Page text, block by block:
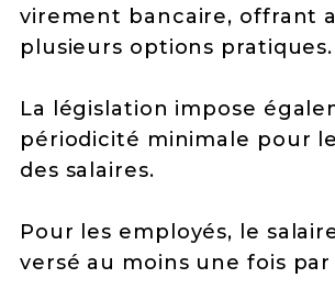
virement bancaire, offrant
plusieurs options pratiques.
La législation impose
périodicité minimale pour
des salaires.
Pour les employés, le
versé au moins une fois par